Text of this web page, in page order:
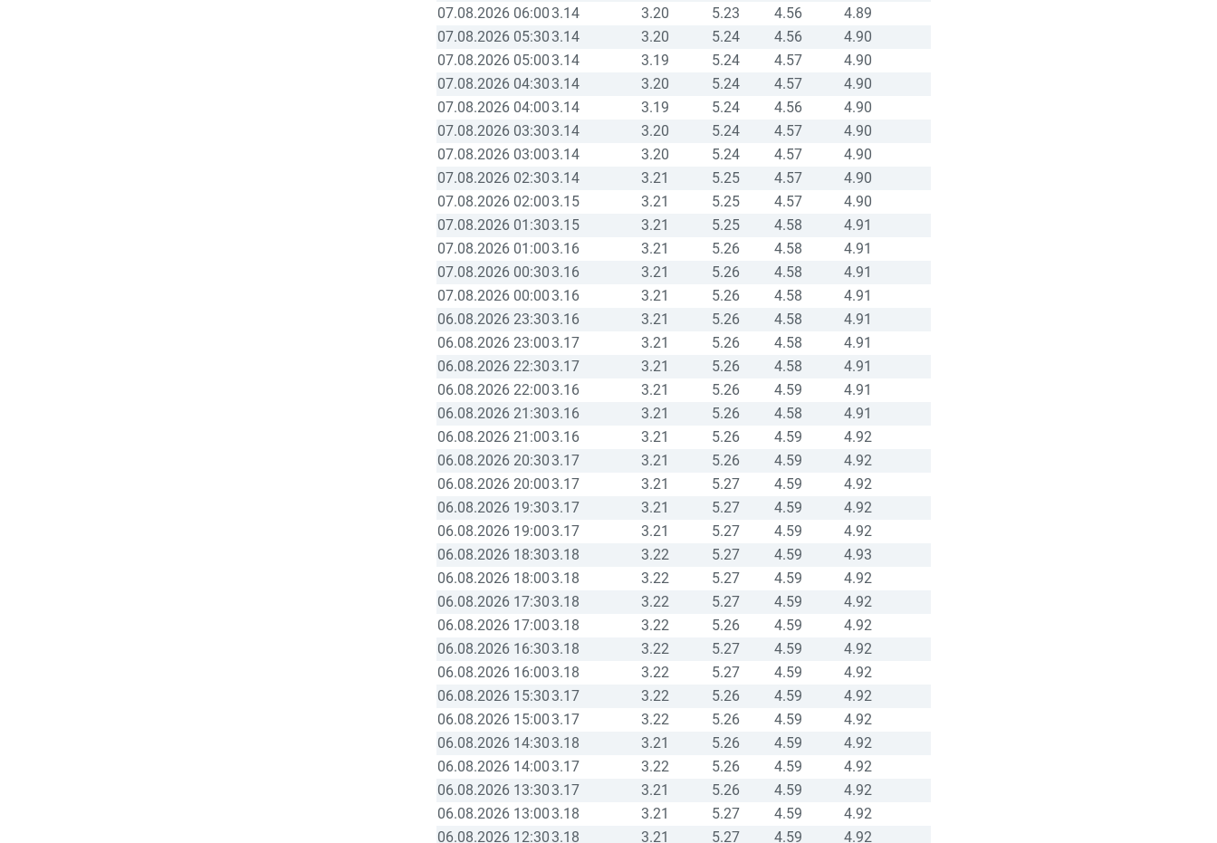
07.08.2026 06:003.14 3.20 5.23 4.56
4.89
07.08.2026 05:30 3.14 3.20 5.24 4.56
4.90
07.08.2026 05:003.14 3.19 5.24 4.57
4.90
07.08.2026 04:30 3.14 3.20 5.24 4.57
4.90
07.08.2026 04:003.14 3.19 5.24 4.56
4.90
07.08.2026 03:30 3.14 3.20 5.24 4.57
4.90
07.08.2026 03:003.14 3.20 5.24 4.57
4.90
07.08.2026 02:30 3.14 3.21 5.25 4.57
4.90
07.08.2026 02:003.15 3.21 5.25 4.57
4.90
07.08.2026 01:30 3.15 3.21 5.25 4.58
4.91
07.08.2026 01:003.16 3.21 5.26 4.58
4.91
07.08.2026 00:30 3.16 3.21 5.26 4.58
4.91
07.08.2026 00:003.16 3.21 5.26 4.58
4.91
06.08.2026 23:30 3.16 3.21 5.26 4.58
4.91
06.08.2026 23:003.17 3.21 5.26 4.58
4.91
06.08.2026 22:30 3.17 3.21 5.26 4.58
4.91
06.08.2026 22:003.16 3.21 5.26 4.59
4.91
06.08.2026 21:30 3.16 3.21 5.26 4.58
4.91
06.08.2026 21:003.16 3.21 5.26 4.59
4.92
06.08.2026 20:30 3.17 3.21 5.26 4.59
4.92
06.08.2026 20:003.17 3.21 5.27 4.59
4.92
06.08.2026 19:30 3.17 3.21 5.27 4.59
4.92
06.08.2026 19:003.17 3.21 5.27 4.59
4.92
06.08.2026 18:30 3.18 3.22 5.27 4.59
4.93
06.08.2026 18:003.18 3.22 5.27 4.59
4.92
06.08.2026 17:30 3.18 3.22 5.27 4.59
4.92
06.08.2026 17:003.18 3.22 5.26 4.59
4.92
06.08.2026 16:30 3.18 3.22 5.27 4.59
4.92
06.08.2026 16:003.18 3.22 5.27 4.59
4.92
06.08.2026 15:30 3.17 3.22 5.26 4.59
4.92
06.08.2026 15:003.17 3.22 5.26 4.59
4.92
06.08.2026 14:30 3.18 3.21 5.26 4.59
4.92
06.08.2026 14:003.17 3.22 5.26 4.59
4.92
06.08.2026 13:30 3.17 3.21 5.26 4.59
4.92
06.08.2026 13:003.18 3.21 5.27 4.59
4.92
06.08.2026 12:30 3.18 3.21 5.27 4.59 4.92